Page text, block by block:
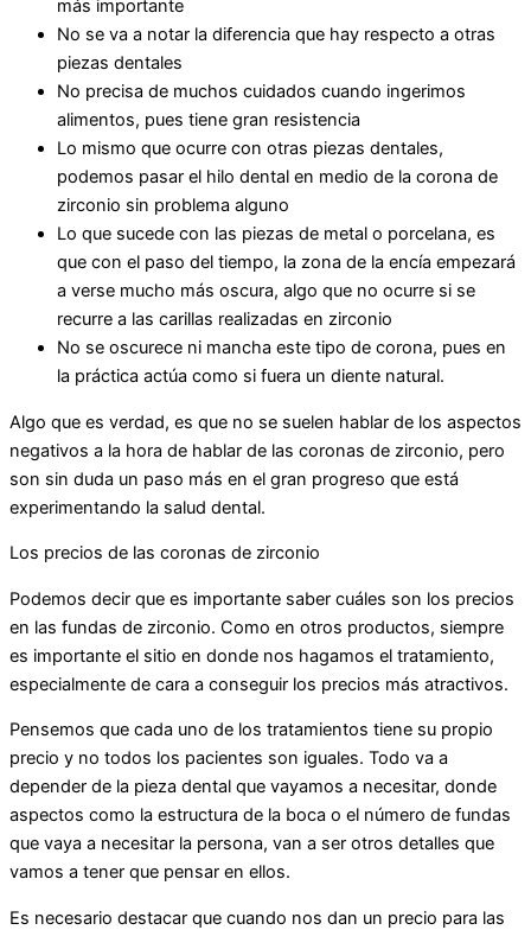
más importante
No se va a notar la diferencia que hay respecto a otras
piezas dentales
No precisa de muchos cuidados cuando ingerimos
alimentos, pues tiene gran resistencia
Lo mismo que ocurre con otras piezas dentales,
podemos pasar el hilo dental en medio de la corona de
zirconio sin problema alguno
Lo que sucede con las piezas de metal o porcelana, es
que con el paso del tiempo, la zona de la encía empezará
a verse mucho más oscura, algo que no ocurre si se
recurre a las carillas realizadas en zirconio
No se oscurece ni mancha este tipo de corona, pues en
la práctica actúa como si fuera un diente natural.
Algo que es verdad, es que no se suelen hablar de los aspectos
negativos a la hora de hablar de las coronas de zirconio, pero
son sin duda un paso más en el gran progreso que está
experimentando la salud dental.
Los precios de las coronas de zirconio
Podemos decir que es importante saber cuáles son los precios
en las fundas de zirconio. Como en otros productos, siempre
es importante el sitio en donde nos hagamos el tratamiento,
especialmente de cara a conseguir los precios más atractivos.
Pensemos que cada uno de los tratamientos tiene su propio
precio y no todos los pacientes son iguales. Todo va a
depender de la pieza dental que vayamos a necesitar, donde
aspectos como la estructura de la boca o el número de fundas
que vaya a necesitar la persona, van a ser otros detalles que
vamos a tener que pensar en ellos.
Es necesario destacar que cuando nos dan un precio para las